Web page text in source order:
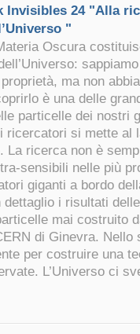
Invisibles 24 "Alla
"
Oscura
ma non
è una delle
particelle dei nostri
ricercatori si mette al
La ricerca non è
sensibili nelle più
giganti a bordo
i risultati
mai costruito
di Ginevra.
per costruire una
L’Universo ci